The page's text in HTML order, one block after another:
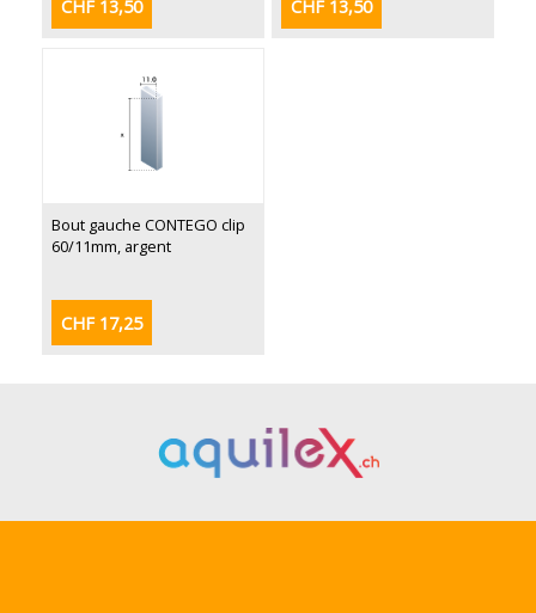
CHF 13,50 CHF 13,50
Bout gauche CONTEGO clip
60/11mm, argent
CHF 17,25